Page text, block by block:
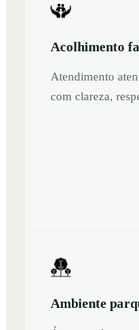
Acolhimento
Atendimento
com clareza,
Ambiente